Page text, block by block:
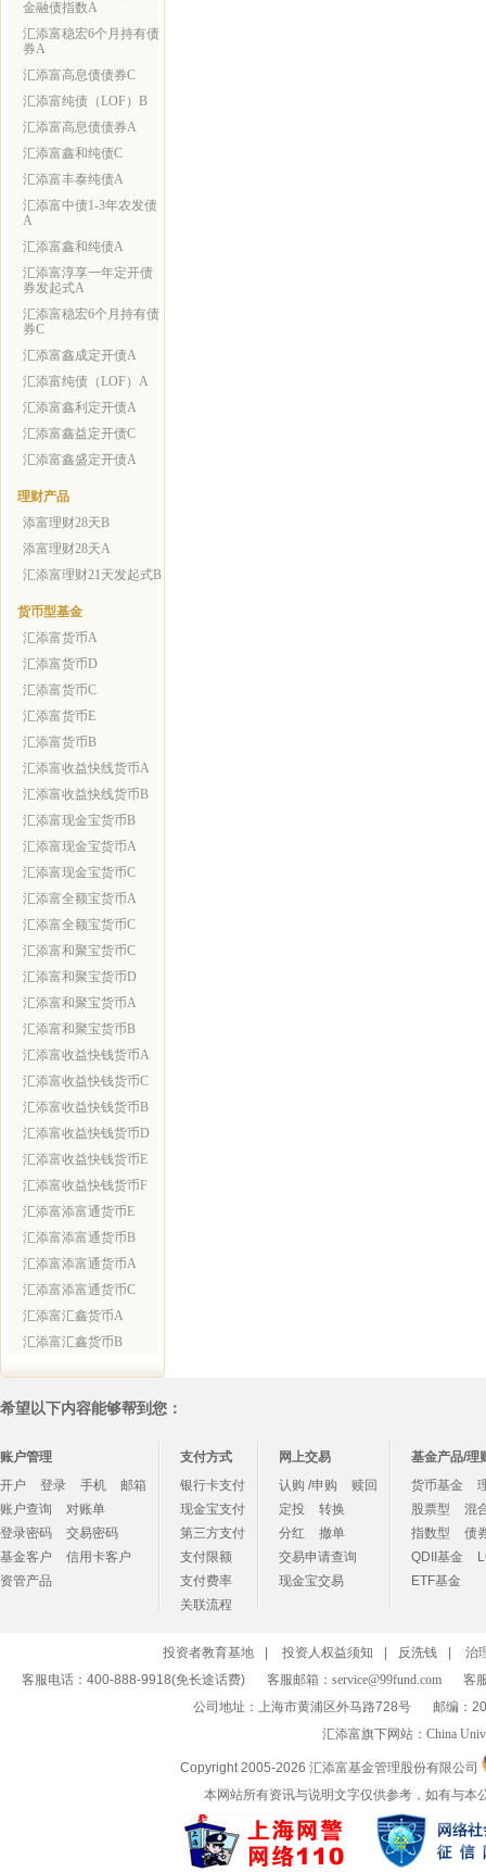
金融债指数A
汇添富稳宏6个月持有债
券A
汇添富高息债债券C
汇添富纯债（LOF）B
汇添富高息债债券A
汇添富鑫和纯债C
汇添富丰泰纯债A
汇添富中债1-3年农发债
A
汇添富鑫和纯债A
汇添富淳享一年定开债
券发起式A
汇添富稳宏6个月持有债
券C
汇添富鑫成定开债A
汇添富纯债（LOF）A
汇添富鑫利定开债A
汇添富鑫益定开债C
汇添富鑫盛定开债A
理财产品
添富理财28天B
添富理财28天A
汇添富理财21天发起式B
货币型基金
汇添富货币A
汇添富货币D
汇添富货币C
汇添富货币E
汇添富货币B
汇添富收益快线货币A
汇添富收益快线货币B
汇添富现金宝货币B
汇添富现金宝货币A
汇添富现金宝货币C
汇添富全额宝货币A
汇添富全额宝货币C
汇添富和聚宝货币C
汇添富和聚宝货币D
汇添富和聚宝货币A
汇添富和聚宝货币B
汇添富收益快钱货币A
汇添富收益快钱货币C
汇添富收益快钱货币B
汇添富收益快钱货币D
汇添富收益快钱货币E
汇添富收益快钱货币F
汇添富添富通货币E
汇添富添富通货币B
汇添富添富通货币A
汇添富添富通货币C
汇添富汇鑫货币A
汇添富汇鑫货币B
希望以下内容能够帮到您：
账户管理
开户
登录 手机
邮箱
账户查询
对账单
登录密码
交易密码
基金客户
信用卡客户
资管产品
支付方式
银行卡支付
现金宝支付
第三方支付
支付限额
支付费率
关联流程
网上交易
认购 /申购
赎回
定投
转换
分红
撤单
交易申请查询
现金宝交易
基金产品/理
货币基金
股票型
混
指数型
债
QDII基金
ETF基金
投资者教育基地 投资人权益须知 反洗钱
治
客服电话：400-888-9918(免长途话费)
客服邮箱： service@99fund.com
客
公司地址：上海市黄浦区外马路728号
邮编：
汇添富旗下网站： China
Copyright 2005-2026 汇添富基金管理股份有限公司
本网站所有资讯与说明文字仅供参考，如有与本